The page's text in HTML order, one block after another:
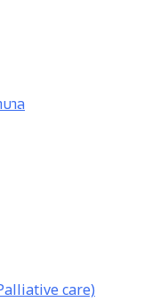
าล
care)